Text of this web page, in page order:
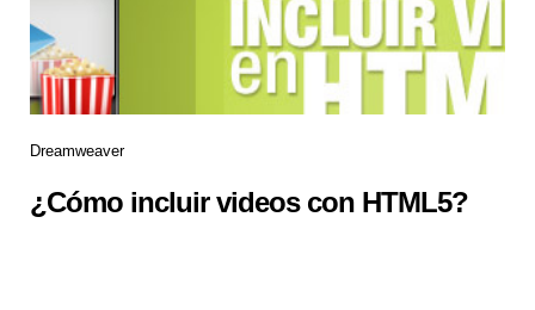
Dreamweaver
¿Cómo incluir videos con HTML5?